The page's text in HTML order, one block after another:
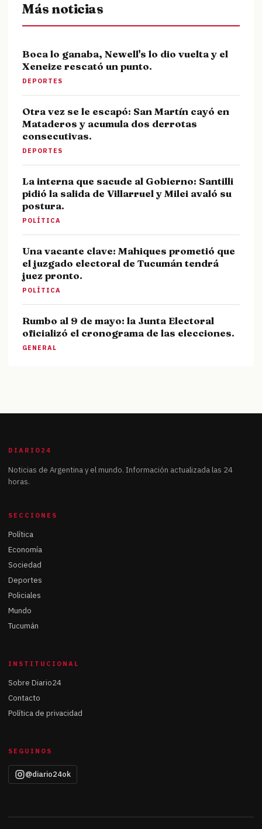
Más noticias
Boca lo ganaba, Newell's lo dio vuelta y el
Xeneize rescató un punto.
DEPORTES
Otra vez se le escapó: San Martín cayó en
Mataderos y acumula dos derrotas
consecutivas.
DEPORTES
La interna que sacude al Gobierno: Santilli
pidió la salida de Villarruel y Milei avaló su
postura.
POLÍTICA
Una vacante clave: Mahiques prometió que
el juzgado electoral de Tucumán tendrá
juez pronto.
POLÍTICA
Rumbo al 9 de mayo: la Junta Electoral
oficializó el cronograma de las elecciones.
GENERAL
DIARIO24
Noticias de Argentina y el mundo. Información actualizada las 24
horas.
SECCIONES
Política
Economía
Sociedad
Deportes
Policiales
Mundo
Tucumán
INSTITUCIONAL
Sobre Diario24
Contacto
Política de privacidad
SEGUINOS
@diario24ok